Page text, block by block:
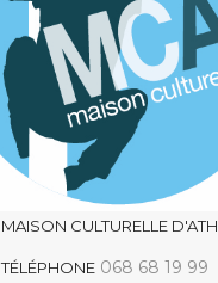
MAISON CULTURELLE D'ATH
TÉLÉPHONE 068 68 19 99